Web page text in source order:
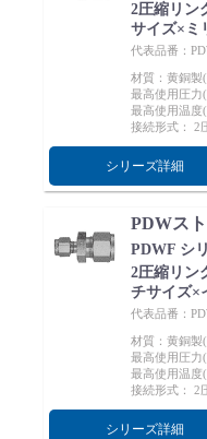
2圧縮リン
サイズ×ミ
代表品番：
材質：黄銅製
最高使用圧力
最高使用温
接続形式： 2
シリーズ詳細
PDWス
PDWF シ
2圧縮リン
チサイズ×
代表品番：
材質：黄銅製
最高使用圧力
最高使用温
接続形式： 2
シリーズ詳細